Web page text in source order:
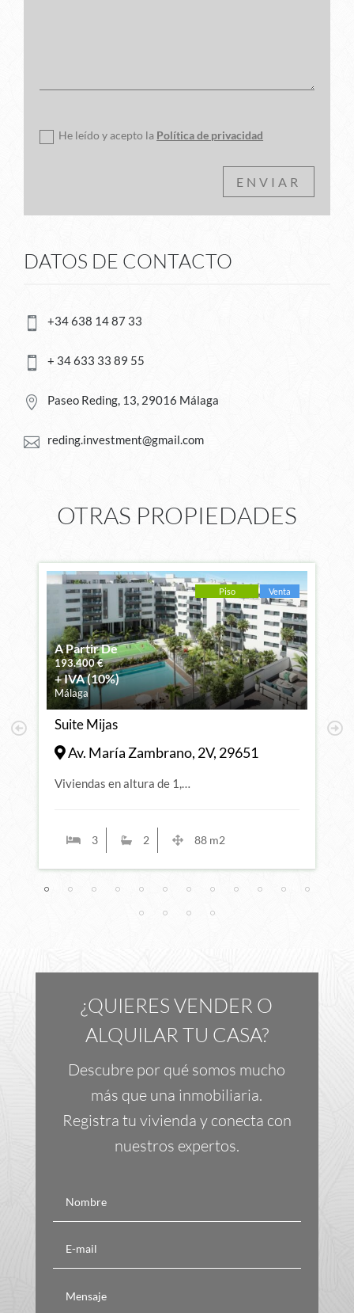
He leído y acepto la Política de privacidad
ENVIAR
DATOS DE CONTACTO
 +34 638 14 87 33
 + 34 633 33 89 55
 Paseo Reding, 13, 29016 Málaga
 reding.investment@gmail.com
OTRAS PROPIEDADES
A Partir De
193.400€
+ IVA (10%)
Málaga
Venta
Piso
Suite Mijas
Av. María Zambrano, 2V, 29651
Viviendas en altura de 1,…
3 2 88 m2
¿QUIERES VENDER O
ALQUILAR TU CASA?
Descubre por qué somos mucho
más que una inmobiliaria.
Registra tu vivienda y conecta con
nuestros expertos.